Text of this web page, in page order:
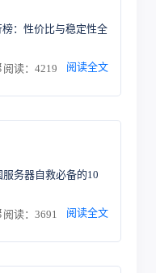
：性价比与稳定性全
阅读：4219 阅读全文
务器自救必备的10
阅读：3691 阅读全文